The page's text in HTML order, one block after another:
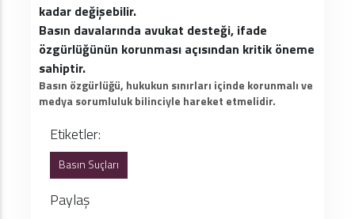
kadar değişebilir.
Basın davalarında avukat desteği, ifade
özgürlüğünün korunması açısından kritik öneme
sahiptir.
Basın özgürlüğü, hukukun sınırları içinde korunmalı ve
medya sorumluluk bilinciyle hareket etmelidir.
Etiketler:
Basın Suçları
Paylaş